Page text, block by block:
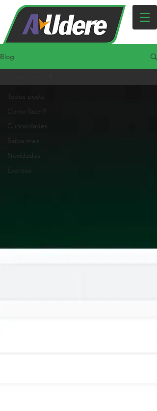
Blog
Todos posts
Como fazer?
Curiosidades
Saiba mais
Novidades
Eventos